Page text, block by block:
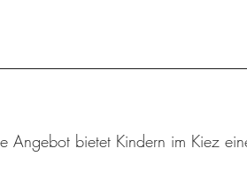
Angebot bietet Kindern im Kiez